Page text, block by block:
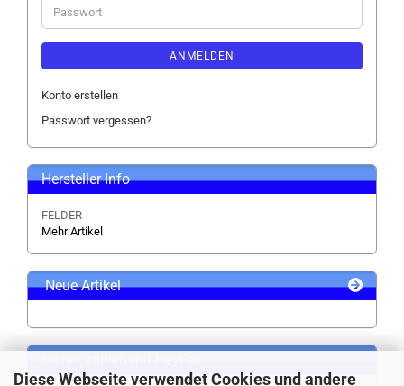
Diese Webseite verwendet Cookies und andere
Passwort
ANMELDEN
Konto erstellen
Passwort vergessen?
Hersteller Info
FELDER
Mehr Artikel
Neue Artikel